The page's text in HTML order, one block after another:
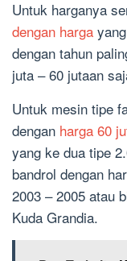
Untuk harganya
dengan harga
dengan tahun
juta – 60 jutaan
Untuk mesin tipe
dengan harga 60
yang ke dua tipe
bandrol dengan
2003 – 2005 atau
Kuda Grandia.